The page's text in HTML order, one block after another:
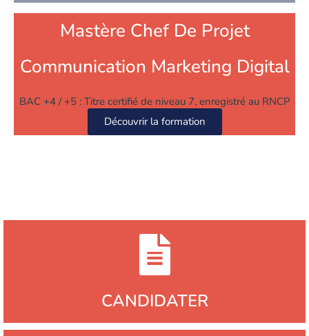
Mastère Chef De Projet
Communication Marketing Digital
BAC +4 / +5 : Titre certifié de niveau 7, enregistré au RNCP
Découvrir la formation
CANDIDATER